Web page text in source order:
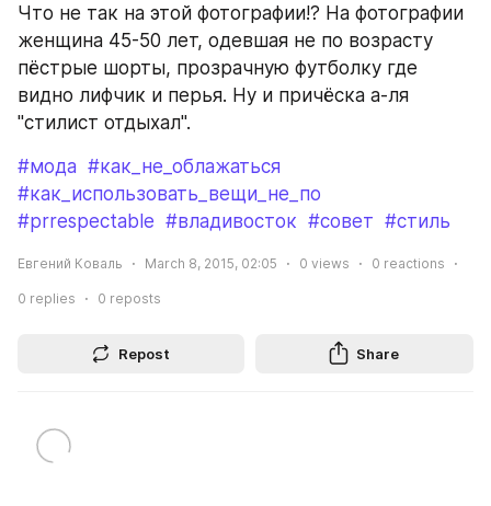
Что не так на этой фотографии!? На фотографии
женщина 45-50 лет, одевшая не по возрасту
пёстрые шорты, прозрачную футболку где
видно лифчик и перья. Ну и причёска а-ля
"стилист отдыхал".
#мода #как_не_облажаться
#как_использовать_вещи_не_по
#prrespectable #владивосток #совет #стиль
Евгений Коваль March 8, 2015, 02:05 0 views 0 reactions
0 replies 0 reposts
Repost Share